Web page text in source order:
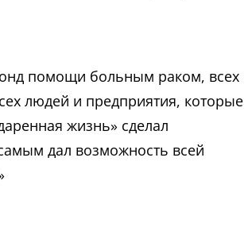
помощи больным раком, всех
людей и предприятия, которые
жизнь» сделал
дал возможность всей